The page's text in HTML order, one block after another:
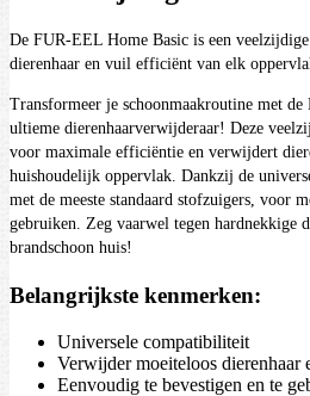
De FUR-EEL Home Basic is een
dierenhaar en vuil efficiënt van elk
Transformeer je schoonmaakroutine met
ultieme dierenhaarverwijderaar! Deze
voor maximale efficiëntie en verwijdert
huishoudelijk oppervlak. Dankzij de
met de meeste standaard stofzuigers, voor
gebruiken. Zeg vaarwel tegen hardnekkige
brandschoon huis!
Belangrijkste kenmerken:
Universele compatibiliteit
Verwijder moeiteloos dierenhaar
Eenvoudig te bevestigen en te